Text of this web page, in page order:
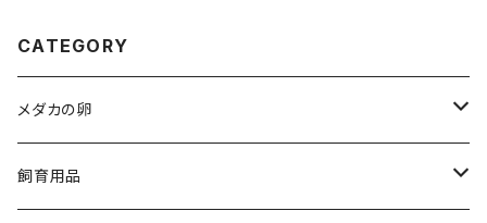
CATEGORY
メダカの卵
人気品種
飼育用品